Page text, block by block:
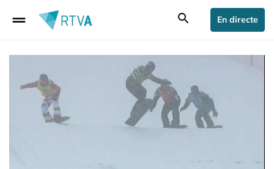
drag_handle search En directe